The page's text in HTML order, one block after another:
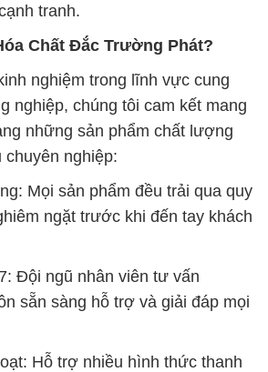
tranh.
Chất Đắc Trường Phát?
nghiệm trong lĩnh vực cung
nghiệp, chúng tôi cam kết mang
những sản phẩm chất lượng
chuyên nghiệp:
Mọi sản phẩm đều trải qua quy
ngặt trước khi đến tay khách
Đội ngũ nhân viên tư vấn
sẵn sàng hỗ trợ và giải đáp mọi
Hỗ trợ nhiều hình thức thanh